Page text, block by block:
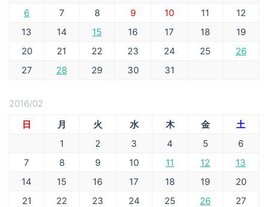
6
7 8 9 10 11
12
13
14 15 16 17 18
19
20
21 22 23 24 25
26
27
28 29 30 31
2016/02
日
月 火 水 木 金
土
1
2 3 4 5
6
7
8 9 10 11 12
13
14
15 16 17 18 19
20
21
22 23 24 25 26
27